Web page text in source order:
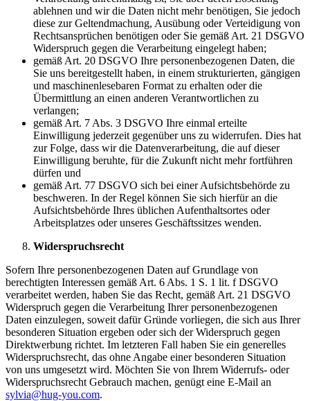
ablehnen und wir die Daten nicht mehr benötigen, Sie jedoch
diese zur Geltendmachung, Ausübung oder Verteidigung von
Rechtsansprüchen benötigen oder Sie gemäß Art. 21 DSGVO
Widerspruch gegen die Verarbeitung eingelegt haben;
gemäß Art. 20 DSGVO Ihre personenbezogenen Daten, die
Sie uns bereitgestellt haben, in einem strukturierten, gängigen
und maschinenlesebaren Format zu erhalten oder die
Übermittlung an einen anderen Verantwortlichen zu
verlangen;
gemäß Art. 7 Abs. 3 DSGVO Ihre einmal erteilte
Einwilligung jederzeit gegenüber uns zu widerrufen. Dies hat
zur Folge, dass wir die Datenverarbeitung, die auf dieser
Einwilligung beruhte, für die Zukunft nicht mehr fortführen
dürfen und
gemäß Art. 77 DSGVO sich bei einer Aufsichtsbehörde zu
beschweren. In der Regel können Sie sich hierfür an die
Aufsichtsbehörde Ihres üblichen Aufenthaltsortes oder
Arbeitsplatzes oder unseres Geschäftssitzes wenden.
Widerspruchsrecht
Sofern Ihre personenbezogenen Daten auf Grundlage von
berechtigten Interessen gemäß Art. 6 Abs. 1 S. 1 lit. f DSGVO
verarbeitet werden, haben Sie das Recht, gemäß Art. 21 DSGVO
Widerspruch gegen die Verarbeitung Ihrer personenbezogenen
Daten einzulegen, soweit dafür Gründe vorliegen, die sich aus Ihrer
besonderen Situation ergeben oder sich der Widerspruch gegen
Direktwerbung richtet. Im letzteren Fall haben Sie ein generelles
Widerspruchsrecht, das ohne Angabe einer besonderen Situation
von uns umgesetzt wird. Möchten Sie von Ihrem Widerrufs- oder
Widerspruchsrecht Gebrauch machen, genügt eine E-Mail an
sylvia@hug-you.com.